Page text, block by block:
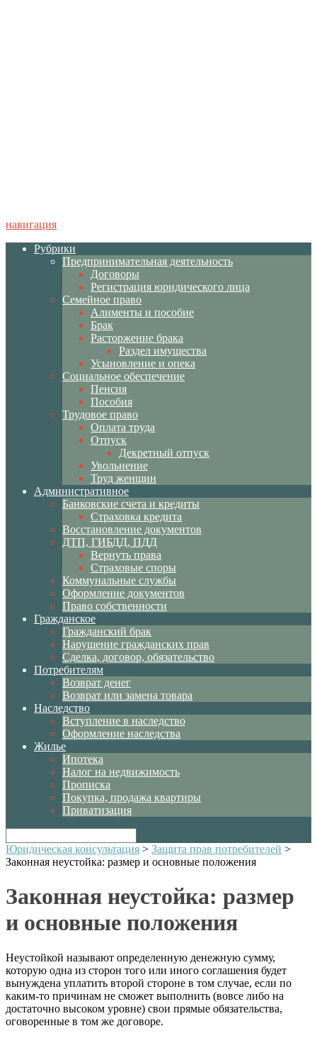
навигация
Рубрики
Предпринимательная деятельность
Договоры
Регистрация юридического лица
Семейное право
Алименты и пособие
Брак
Расторжение брака
Раздел имущества
Усыновление и опека
Социальное обеспечение
Пенсия
Пособия
Трудовое право
Оплата труда
Отпуск
Декретный отпуск
Увольнение
Труд женщин
Административное
Банковские счета и кредиты
Страховка кредита
Восстановление документов
ДТП, ГИБДД, ПДД
Вернуть права
Страховые споры
Коммунальные службы
Оформление документов
Право собственности
Гражданское
Гражданский брак
Нарушение гражданских прав
Сделка, договор, обязательство
Потребителям
Возврат денег
Возврат или замена товара
Наследство
Вступление в наследство
Оформление наследства
Жилье
Ипотека
Налог на недвижимость
Прописка
Покупка, продажа квартиры
Приватизация
Юридическая консультация > Защита прав потребителей >
Законная неустойка: размер и основные положения
Законная неустойка: размер
и основные положения
Неустойкой называют определенную денежную сумму,
которую одна из сторон того или иного соглашения будет
вынуждена уплатить второй стороне в том случае, если по
каким-то причинам не сможет выполнить (вовсе либо на
достаточно высоком уровне) свои прямые обязательства,
оговоренные в том же договоре.